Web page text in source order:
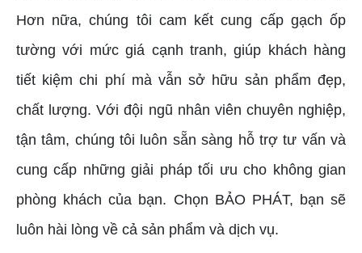
Hơn nữa, chúng tôi cam kết cung cấp gạch ốp
tường với mức giá cạnh tranh, giúp khách hàng
tiết kiệm chi phí mà vẫn sở hữu sản phẩm đẹp,
chất lượng. Với đội ngũ nhân viên chuyên nghiệp,
tận tâm, chúng tôi luôn sẵn sàng hỗ trợ tư vấn và
cung cấp những giải pháp tối ưu cho không gian
phòng khách của bạn. Chọn BẢO PHÁT, bạn sẽ
luôn hài lòng về cả sản phẩm và dịch vụ.